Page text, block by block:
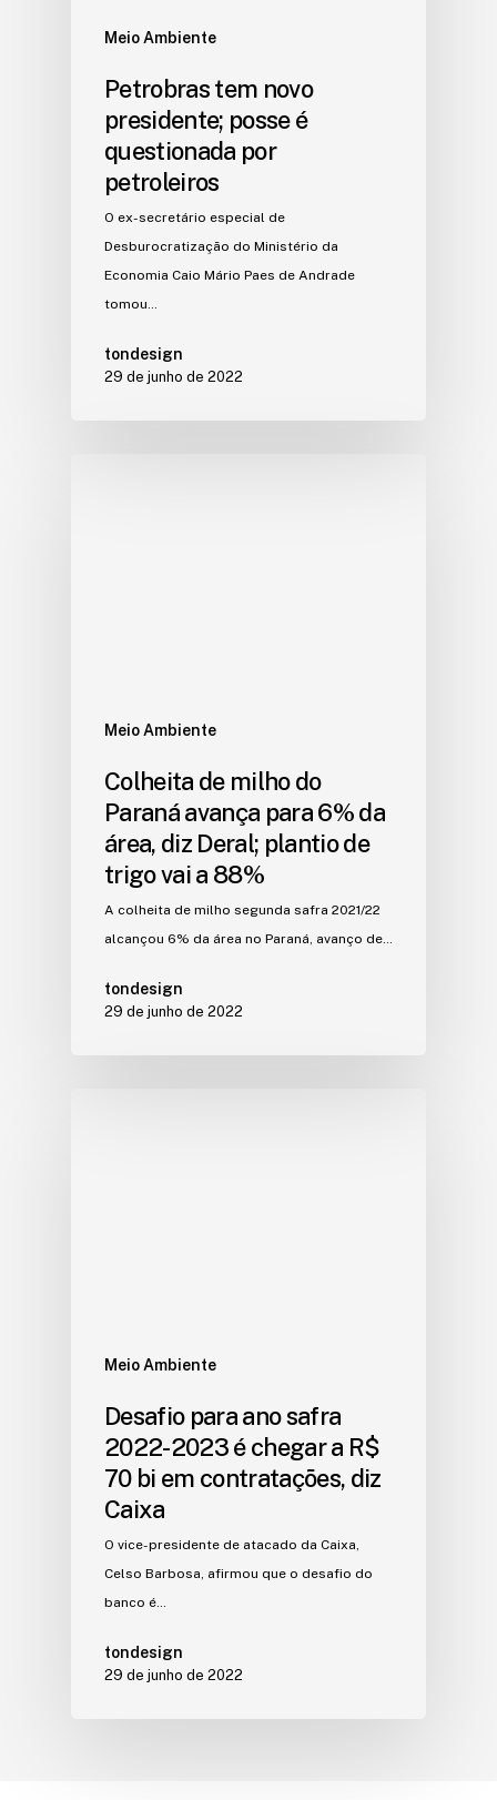
Meio Ambiente
Petrobras tem novo
presidente; posse é
questionada por
petroleiros
O ex-secretário especial de
Desburocratização do Ministério da
Economia Caio Mário Paes de Andrade
tomou…
tondesign
29 de junho de 2022
Meio Ambiente
Colheita de milho do
Paraná avança para 6% da
área, diz Deral; plantio de
trigo vai a 88%
A colheita de milho segunda safra 2021/22
alcançou 6% da área no Paraná, avanço de…
tondesign
29 de junho de 2022
Meio Ambiente
Desafio para ano safra
2022-2023 é chegar a R$
70 bi em contratações, diz
Caixa
O vice-presidente de atacado da Caixa,
Celso Barbosa, afirmou que o desafio do
banco é…
tondesign
29 de junho de 2022